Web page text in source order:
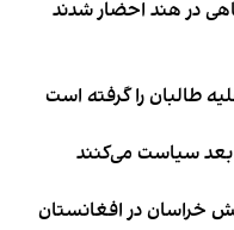
در هند احضار شدند
طالبان را گرفته است
سیاست می‌کنند
خراسان در افغانستان